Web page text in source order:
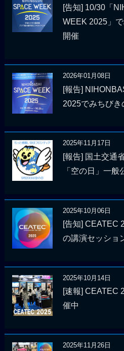
[告知] 10/30「
WEEK 2025」
開催
2026年01月08日
[報告]
2025でみちびき
2025年11月17日
[報告] 国土交通
「空の日」一般
2025年10月06日
[告知] CEATEC
の講演セッショ
2025年10月14日
[速報] CEATEC
催中
2025年11月26日